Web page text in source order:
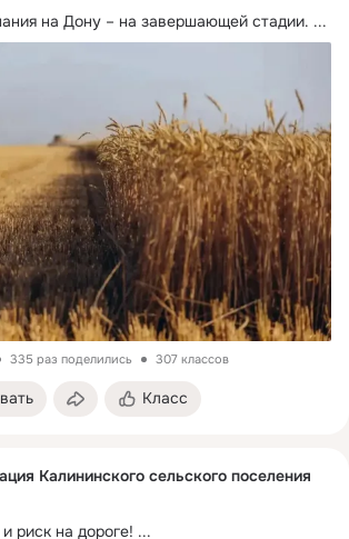
на Дону – на завершающей стадии. ...
335 раз поделились 307 классов
Класс
Калининского сельского поселения
риск на дороге! ...